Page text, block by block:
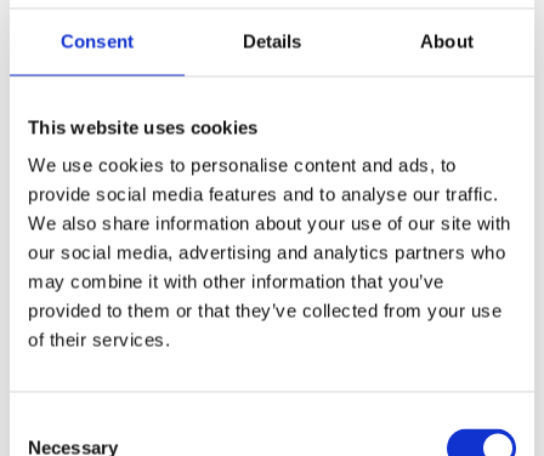
Consent Details About
This website uses cookies
We use cookies to personalise content and ads, to
provide social media features and to analyse our traffic.
We also share information about your use of our site with
our social media, advertising and analytics partners who
may combine it with other information that you’ve
provided to them or that they’ve collected from your use
of their services.
Necessary